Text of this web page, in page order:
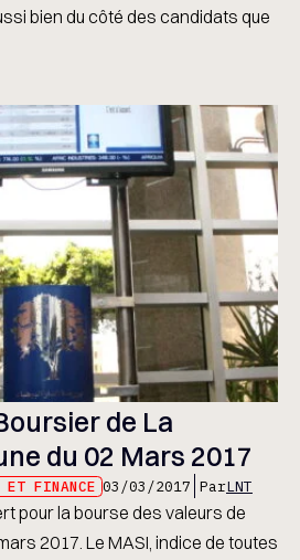
bien du côté des candidats que
de La
du 02 Mars 2017
ET FINANCE 03/03/2017 ParLNT
pour la bourse des valeurs de
2017. Le MASI, indice de toutes